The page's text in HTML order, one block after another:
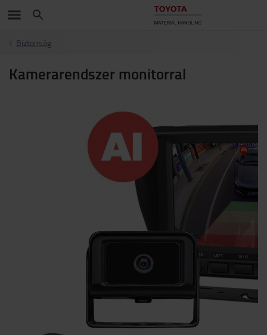
Biztonság
Kamerarendszer monitorral